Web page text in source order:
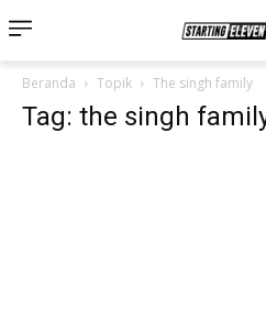
Beranda Topik The singh family
Tag: the singh